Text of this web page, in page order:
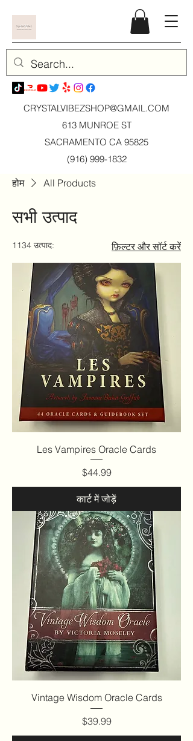
CRYSTALVIBEZSHOP@GMAIL.COM
613 MUNROE ST
SACRAMENTO CA 95825
(916) 999-1832
होम All Products
सभी उत्पाद
1134 उत्पाद: फ़िल्टर और सॉर्ट करें
Les Vampires Oracle Cards
मूल्य
$44.99
कार्ट में जोड़ें
Vintage Wisdom Oracle Cards
मूल्य
$39.99